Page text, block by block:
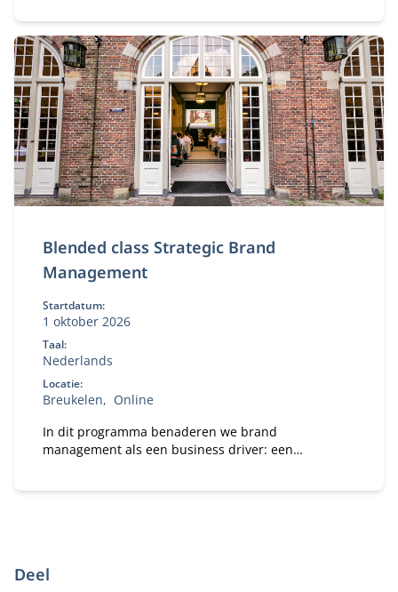
Blended class Strategic Brand
Management
Startdatum:
1 oktober 2026
Taal:
Nederlands
Locatie:
Breukelen
Online
In dit programma benaderen we brand
management als een business driver: een
Deel